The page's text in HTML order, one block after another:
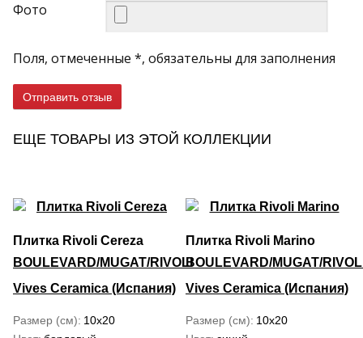
Фото
Поля, отмеченные *, обязательны для заполнения
Отправить отзыв
ЕЩЕ ТОВАРЫ ИЗ ЭТОЙ КОЛЛЕКЦИИ
Плитка Rivoli Cereza
BOULEVARD/MUGAT/RIVOLI
Vives Ceramica (Испания)
Размер (см) 10x20
Плитка Rivoli Marino
BOULEVARD/MUGAT/
Vives Ceramica (Испания)
Размер (см) 10x20